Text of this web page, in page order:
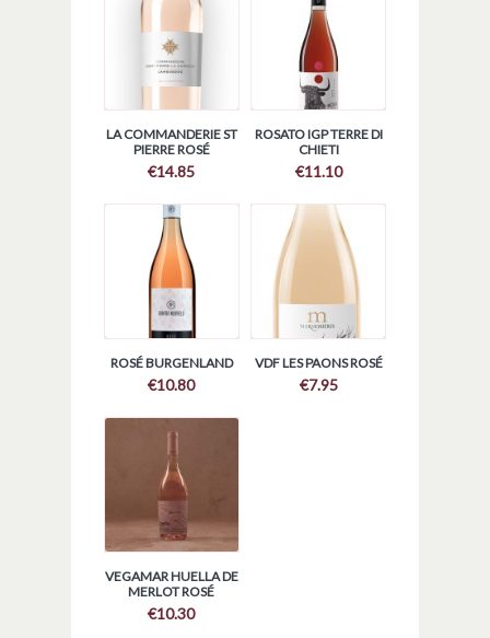
LA COMMANDERIE ST
PIERRE ROSÉ
€14.85
ROSATO IGP TERRE DI
CHIETI
€11.10
ROSÉ BURGENLAND
€10.80
VDF LES PAONS ROSÉ
€7.95
VEGAMAR HUELLA DE
MERLOT ROSÉ
€10.30